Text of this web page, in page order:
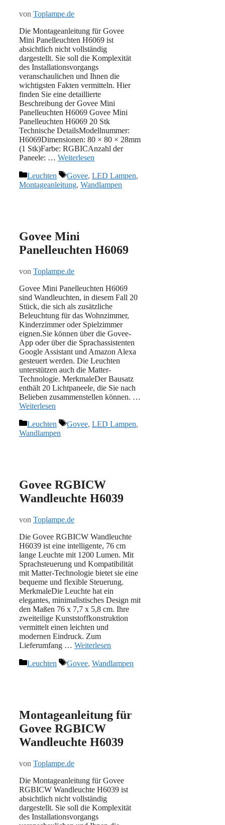
von Toplampe.de
Die Montageanleitung für Govee
Mini Panelleuchten H6069 ist
absichtlich nicht vollständig
dargestellt. Sie soll die Komplexität
des Installationsvorgangs
veranschaulichen und Ihnen die
wichtigsten Fakten vermitteln. Hier
finden Sie eine detaillierte
Beschreibung der Govee Mini
Panelleuchten H6069 Govee Mini
Panelleuchten H6069 20 Stk
Technische DetailsModellnummer:
H6069Dimensionen: 80 × 80 × 28mm
(1 Stk)Farbe: RGBICAnzahl der
Paneele: … Weiterlesen
Kategorien
Leuchten Schlagwörter
Govee, LED Lampen,
Montageanleitung, Wandlampen
Govee Mini
Panelleuchten H6069
von Toplampe.de
Govee Mini Panelleuchten H6069
sind Wandleuchten, in diesem Fall 20
Stück, die sich als zusätzliche
Beleuchtung für das Wohnzimmer,
Kinderzimmer oder Spielzimmer
eignen.Sie können über die Govee-
App oder über die Sprachassistenten
Google Assistant und Amazon Alexa
gesteuert werden. Die Leuchten
unterstützen auch die Matter-
Technologie. MerkmaleDer Bausatz
enthält 20 Lichtpaneele, die Sie nach
Belieben zusammenstellen können. …
Weiterlesen
Kategorien
Leuchten Schlagwörter
Govee, LED Lampen,
Wandlampen
Govee RGBICW
Wandleuchte H6039
von Toplampe.de
Die Govee RGBICW Wandleuchte
H6039 ist eine intelligente, 76 cm
lange Leuchte mit 1200 Lumen. Mit
Sprachsteuerung und Kompatibilität
mit Matter-Technologie bietet sie eine
bequeme und flexible Steuerung.
MerkmaleDie Leuchte hat ein
elegantes, minimalistisches Design mit
den Maßen 76 x 7,7 x 5,8 cm. Ihre
zweiteilige Kunststoffkonstruktion
vermittelt einen leichten und
modernen Eindruck. Zum
Lieferumfang … Weiterlesen
Kategorien
Leuchten Schlagwörter
Govee, Wandlampen
Montageanleitung für
Govee RGBICW
Wandleuchte H6039
von Toplampe.de
Die Montageanleitung für Govee
RGBICW Wandleuchte H6039 ist
absichtlich nicht vollständig
dargestellt. Sie soll die Komplexität
des Installationsvorgangs